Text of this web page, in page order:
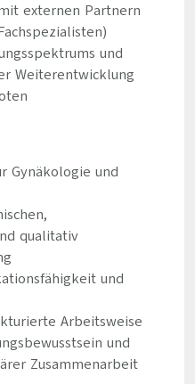
externen Partnern
und
Weiterentwicklung
Gynäkologie und
qualitativ
und
Arbeitsweise
und
Zusammenarbeit